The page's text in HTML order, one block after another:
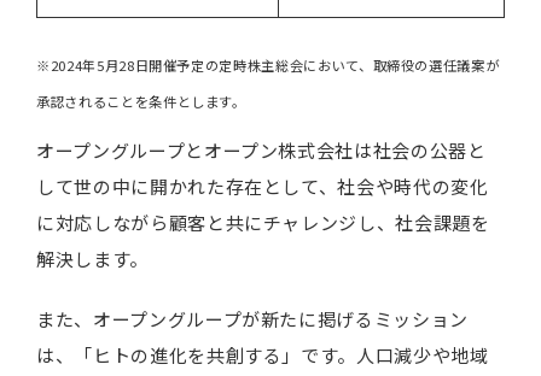
※2024年5月28日開催予定の定時株主総会において、取締役の選任議案が
承認されることを条件とします。
オープングループとオープン株式会社は社会の公器と
して世の中に開かれた存在として、社会や時代の変化
に対応しながら顧客と共にチャレンジし、社会課題を
解決します。
また、オープングループが新たに掲げるミッション
は、「ヒトの進化を共創する」です。人口減少や地域